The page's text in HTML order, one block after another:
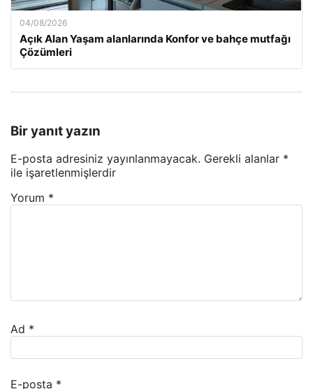
04/08/2026
Açık Alan Yaşam alanlarında Konfor ve bahçe mutfağı
Çözümleri
Bir yanıt yazın
E-posta adresiniz yayınlanmayacak. Gerekli alanlar *
ile işaretlenmişlerdir
Yorum *
Ad *
E-posta *